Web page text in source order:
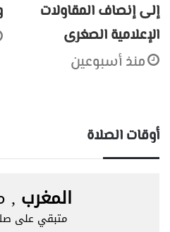
إلى إنصاف المقاولات
الإعلامية الصغرى
منذ أسبوعين
أوقات الصلاة